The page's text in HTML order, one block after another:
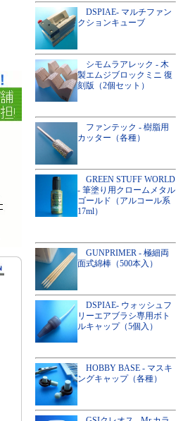
DSPIAE- マルチファン
クションキューブ
シモムラアレック - 木
製エムジブロックミニ 復
刻版（2個セット）
ファンテック - 樹脂用
カッター（各種）
GREEN STUFF WORLD
- 筆塗り用クロームメタル
ゴールド（アルコール系
17ml）
GUNPRIMER - 極細両
面式綿棒（500本入）
DSPIAE- ウォッシュフ
リーエアブラシ専用ボト
ルキャップ（5個入）
HOBBY BASE - マスキ
ングキャップ（各種）